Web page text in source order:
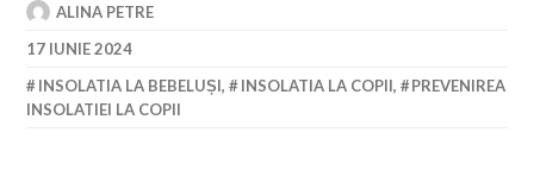
ALINA PETRE
17 IUNIE 2024
INSOLATIA LA BEBELUȘI, INSOLATIA LA COPII,
PREVENIREA
INSOLATIEI LA COPII